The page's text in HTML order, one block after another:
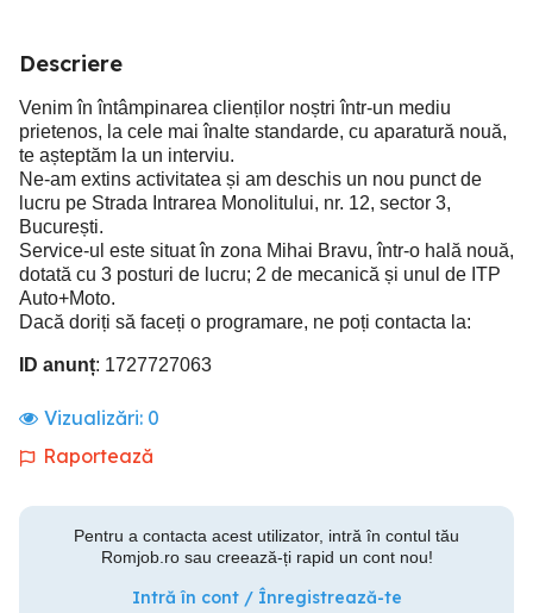
Descriere
Venim în întâmpinarea clienților noștri într-un mediu
prietenos, la cele mai înalte standarde, cu aparatură nouă,
te așteptăm la un interviu.
Ne-am extins activitatea și am deschis un nou punct de
lucru pe Strada Intrarea Monolitului, nr. 12, sector 3,
București.
Service-ul este situat în zona Mihai Bravu, într-o hală nouă,
dotată cu 3 posturi de lucru; 2 de mecanică și unul de ITP
Auto+Moto.
Dacă doriți să faceți o programare, ne poți contacta la:
ID anunț: 1727727063
Vizualizări: 0
Raportează
Pentru a contacta acest utilizator, intră în contul tău
Romjob.ro sau creează-ți rapid un cont nou!
Intră în cont / Înregistrează-te